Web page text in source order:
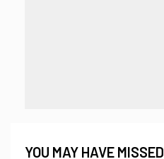
YOU MAY HAVE MISSED